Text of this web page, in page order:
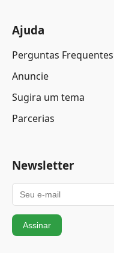
Ajuda
Perguntas Frequentes
Anuncie
Sugira um tema
Parcerias
Newsletter
Assinar